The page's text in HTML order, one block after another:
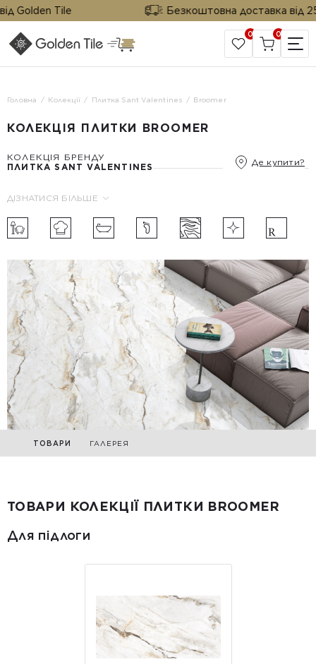
Golden Tile Безкоштовна доставка від 25
САЙТ КОМПАНІЇ
0 0
Головна Колекції Плитка Sant Valentines Broomer
КОЛЕКЦІЯ ПЛИТКИ BROOMER
КОЛЕКЦІЯ БРЕНДУ
ПЛИТКА SANT VALENTINES
Де купити?
ДІЗНАТИСЯ БІЛЬШЕ
ТОВАРИ ГАЛЕРЕЯ
ТОВАРИ КОЛЕКЦІЇ ПЛИТКИ BROOMER
Для підлоги